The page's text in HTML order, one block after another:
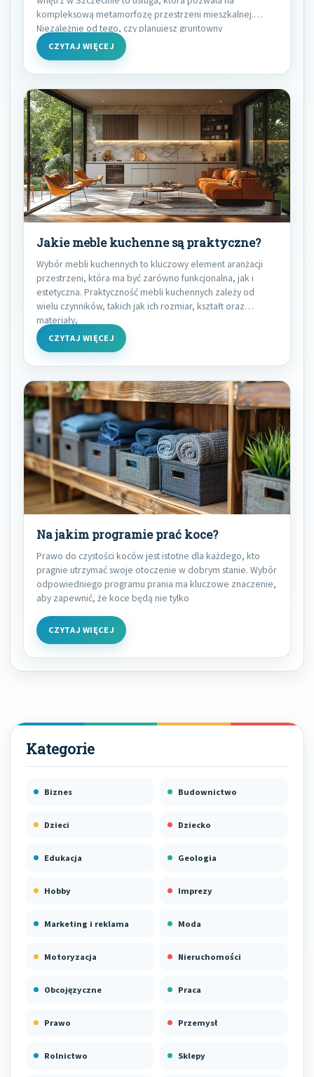
kompleksową metamorfozę przestrzeni mieszkalnej.
Niezależnie od tego, czy planujesz gruntowny
CZYTAJ WIĘCEJ
Jakie meble kuchenne są praktyczne?
Wybór mebli kuchennych to kluczowy element aranżacji
przestrzeni, która ma być zarówno funkcjonalna, jak i
estetyczna. Praktyczność mebli kuchennych zależy od
wielu czynników, takich jak ich rozmiar, kształt oraz
materiały,
CZYTAJ WIĘCEJ
Na jakim programie prać koce?
Prawo do czystości koców jest istotne dla każdego, kto
pragnie utrzymać swoje otoczenie w dobrym stanie. Wybór
odpowiedniego programu prania ma kluczowe znaczenie,
aby zapewnić, że koce będą nie tylko
CZYTAJ WIĘCEJ
Biznes Budownictwo
Dzieci Dziecko
Edukacja Geologia
Hobby Imprezy
Marketing i reklama Moda
Motoryzacja Nieruchomości
Obcojęzyczne Praca
Prawo Przemysł
Rolnictwo Sklepy